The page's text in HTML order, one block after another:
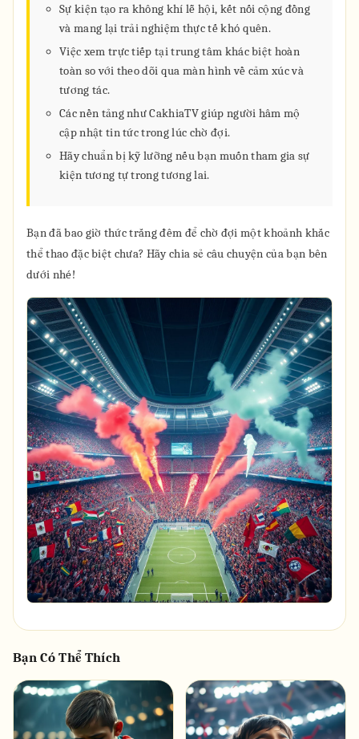
Sự kiện tạo ra không khí lễ hội, kết nối cộng đồng
và mang lại trải nghiệm thực tế khó quên.
Việc xem trực tiếp tại trung tâm khác biệt hoàn
toàn so với theo dõi qua màn hình về cảm xúc và
tương tác.
Các nền tảng như CakhiaTV giúp người hâm mộ
cập nhật tin tức trong lúc chờ đợi.
Hãy chuẩn bị kỹ lưỡng nếu bạn muốn tham gia sự
kiện tương tự trong tương lai.
Bạn đã bao giờ thức trắng đêm để chờ đợi một khoảnh khắc
thể thao đặc biệt chưa? Hãy chia sẻ câu chuyện của bạn bên
dưới nhé!
Bạn Có Thể Thích